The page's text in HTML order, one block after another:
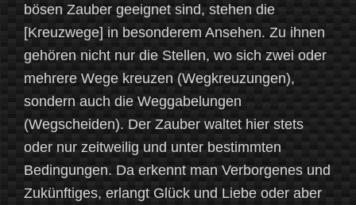
bösen Zauber geeignet sind, stehen die
[Kreuzwege] in besonderem Ansehen. Zu ihnen
gehören nicht nur die Stellen, wo sich zwei oder
mehrere Wege kreuzen (Wegkreuzungen),
sondern auch die Weggabelungen
(Wegscheiden). Der Zauber waltet hier stets
oder nur zeitweilig und unter bestimmten
Bedingungen. Da erkennt man Verborgenes und
Zukünftiges, erlangt Glück und Liebe oder aber